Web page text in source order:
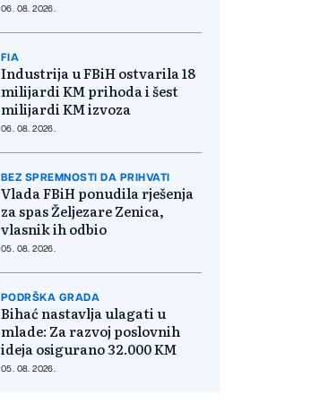
06. 08. 2026.
FIA
Industrija u FBiH ostvarila 18
milijardi KM prihoda i šest
milijardi KM izvoza
06. 08. 2026.
BEZ SPREMNOSTI DA PRIHVATI
Vlada FBiH ponudila rješenja
za spas Željezare Zenica,
vlasnik ih odbio
05. 08. 2026.
PODRŠKA GRADA
Bihać nastavlja ulagati u
mlade: Za razvoj poslovnih
ideja osigurano 32.000 KM
05. 08. 2026.